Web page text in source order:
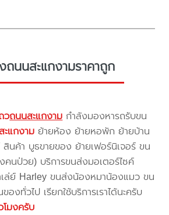
นนสะแกงามราคาถูก
วถนนสะแกงาม กำลังมองหารถรับขน
แกงาม ย้ายห้อง ย้ายหอพัก ย้ายบ้าน
นค้า บูธขายของ ย้ายเฟอร์นิเจอร์ ขน
คนป่วย) บริการขนส่งมอเตอร์ไซค์
ล่ย์ Harley ขนส่งน้องหมาน้องแมว ขน
องทั่วไป เรียกใช้บริการเราได้นะครับ
โมงครับ